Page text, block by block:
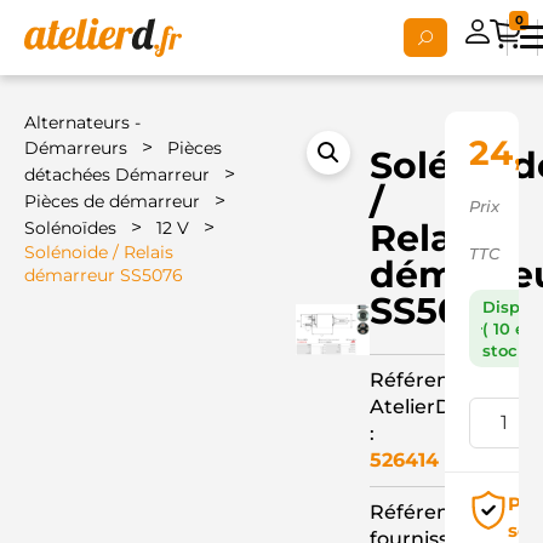
0
Alternateurs -
Démarreurs
>
Pièces
détachées Démarreur
>
Pièces de démarreur >
Solénoïdes > 12 V >
Solénoide / Relais
démarreur SS5076
/
Relais
SS5076
Référence
AtelierD
:
526414
Référence
Prix
TTC
( 10 en
stock )